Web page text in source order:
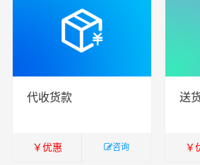
代收货款
￥优惠 咨询
送
￥